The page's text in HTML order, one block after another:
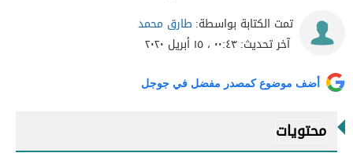
تمت الكتابة بواسطة: طارق محمد
آخر تحديث:٠٠:٤٣ ، ١٥ أبريل ٢٠٢٠
أضف موضوع كمصدر مفضل في جوجل
محتويات